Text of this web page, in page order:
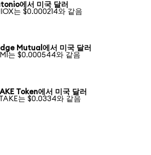
에서 미국 달러
는 $0.000214와 같음
Mutual에서 미국 달러
는 $0.000544와 같음
Token에서 미국 달러
는 $0.0334와 같음